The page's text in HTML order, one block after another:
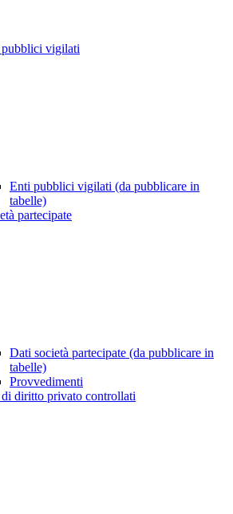
vigilati
Enti pubblici vigilati (da pubblicare in
tabelle)
partecipate
Dati società partecipate (da pubblicare in
tabelle)
Provvedimenti
diritto privato controllati